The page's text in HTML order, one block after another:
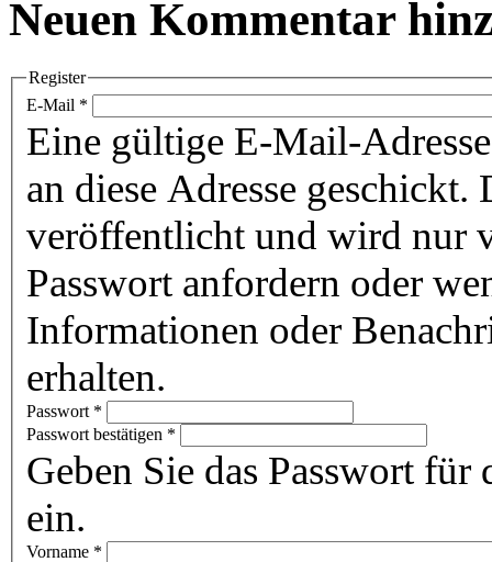
Neuen Kommentar
Register
E-Mail *
Eine gültige E-Mail-
an diese Adresse
veröffentlicht und wird nur
Passwort anfordern oder
Informationen oder
erhalten.
Passwort *
Passwort bestätigen *
Geben Sie das Passwort
ein.
Vorname *